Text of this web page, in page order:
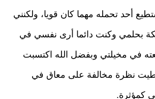
أحد تحمله مهما كان قويا، ولكنني
بحلمي وكنت دائما أرى نفسي في
في مخيلتي وبفضل الله اكتسبت
نظرة مخالفة على معاق في
كمؤثرة.